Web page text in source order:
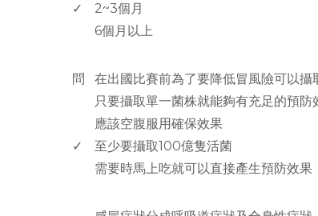
✓
2~3個月
6個月以上
問
在出國比賽前為了要降低冒風險可以
只要攝取單一菌株就能夠有充足的預防
應該空腹服用確保效果
✓
至少要攝取100億隻活菌
需要時馬上吃就可以直接產生預防效果